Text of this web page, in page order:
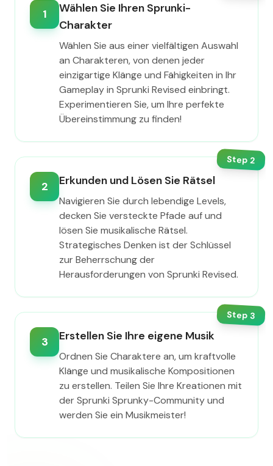
1
Wählen Sie Ihren Sprunki-
Charakter
Wählen Sie aus einer vielfältigen Auswahl
an Charakteren, von denen jeder
einzigartige Klänge und Fähigkeiten in Ihr
Gameplay in Sprunki Revised einbringt.
Experimentieren Sie, um Ihre perfekte
Übereinstimmung zu finden!
Step2
2 Erkunden und Lösen Sie Rätsel
Navigieren Sie durch lebendige Levels,
decken Sie versteckte Pfade auf und
lösen Sie musikalische Rätsel.
Strategisches Denken ist der Schlüssel
zur Beherrschung der
Herausforderungen von Sprunki Revised.
Step3
3 Erstellen Sie Ihre eigene Musik
Ordnen Sie Charaktere an, um kraftvolle
Klänge und musikalische Kompositionen
zu erstellen. Teilen Sie Ihre Kreationen mit
der Sprunki Sprunky-Community und
werden Sie ein Musikmeister!